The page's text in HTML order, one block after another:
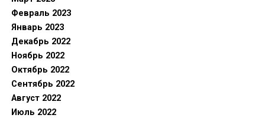
Февраль 2023
Январь 2023
Декабрь 2022
Ноябрь 2022
Октябрь 2022
Сентябрь 2022
Август 2022
Июль 2022